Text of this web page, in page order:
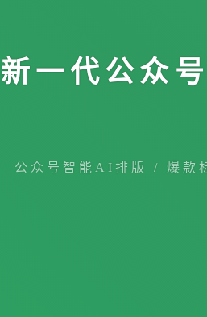
新一代公众号
公众号智能AI排版 / 爆款